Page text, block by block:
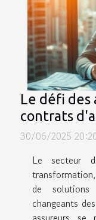
Le défi des
contrats
30/06/2025
Le secteur
de solutions
changeants